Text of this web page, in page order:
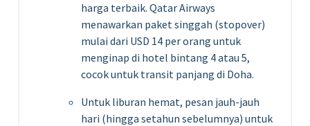
harga terbaik. Qatar Airways
menawarkan paket singgah (stopover)
mulai dari USD 14 per orang untuk
menginap di hotel bintang 4 atau 5,
cocok untuk transit panjang di Doha.
Untuk liburan hemat, pesan jauh-jauh
hari (hingga setahun sebelumnya) untuk